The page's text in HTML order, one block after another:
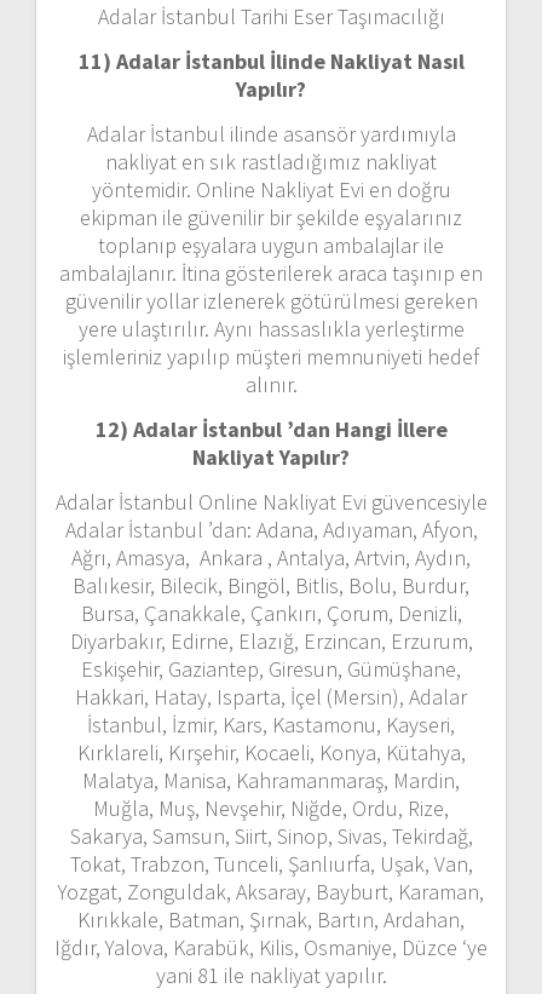
Adalar İstanbul Tarihi Eser Taşımacılığı
11) Adalar İstanbul İlinde Nakliyat Nasıl
Yapılır?
Adalar İstanbul ilinde asansör yardımıyla
nakliyat en sık rastladığımız nakliyat
yöntemidir. Online Nakliyat Evi en doğru
ekipman ile güvenilir bir şekilde eşyalarınız
toplanıp eşyalara uygun ambalajlar ile
ambalajlanır. İtina gösterilerek araca taşınıp en
güvenilir yollar izlenerek götürülmesi gereken
yere ulaştırılır. Aynı hassaslıkla yerleştirme
işlemleriniz yapılıp müşteri memnuniyeti hedef
alınır.
12) Adalar İstanbul ’dan Hangi İllere
Nakliyat Yapılır?
Adalar İstanbul Online Nakliyat Evi güvencesiyle
Adalar İstanbul ’dan: Adana, Adıyaman, Afyon,
Ağrı, Amasya, Ankara , Antalya, Artvin, Aydın,
Balıkesir, Bilecik, Bingöl, Bitlis, Bolu, Burdur,
Bursa, Çanakkale, Çankırı, Çorum, Denizli,
Diyarbakır, Edirne, Elazığ, Erzincan, Erzurum,
Eskişehir, Gaziantep, Giresun, Gümüşhane,
Hakkari, Hatay, Isparta, İçel (Mersin), Adalar
İstanbul, İzmir, Kars, Kastamonu, Kayseri,
Kırklareli, Kırşehir, Kocaeli, Konya, Kütahya,
Malatya, Manisa, Kahramanmaraş, Mardin,
Muğla, Muş, Nevşehir, Niğde, Ordu, Rize,
Sakarya, Samsun, Siirt, Sinop, Sivas, Tekirdağ,
Tokat, Trabzon, Tunceli, Şanlıurfa, Uşak, Van,
Yozgat, Zonguldak, Aksaray, Bayburt, Karaman,
Kırıkkale, Batman, Şırnak, Bartın, Ardahan,
Iğdır, Yalova, Karabük, Kilis, Osmaniye, Düzce ‘ye
yani 81 ile nakliyat yapılır.